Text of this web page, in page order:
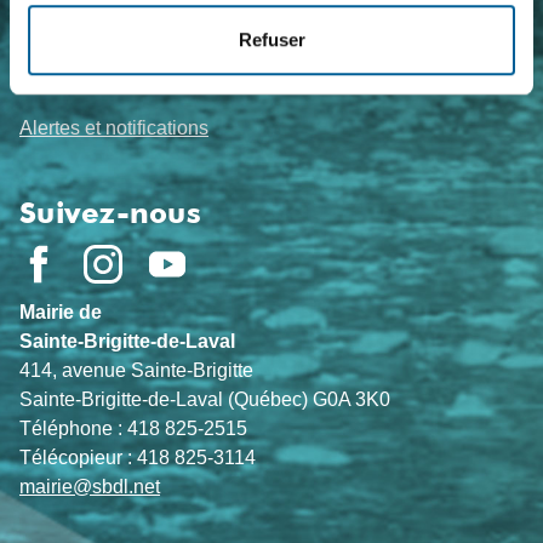
Refuser
Alertes et notifications
Suivez-nous
Mairie de
Sainte-Brigitte-de-Laval
414, avenue Sainte-Brigitte
Sainte-Brigitte-de-Laval (Québec) G0A 3K0
Téléphone : 418 825-2515
Télécopieur : 418 825-3114
mairie@sbdl.net